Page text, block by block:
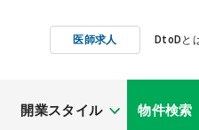
医師求人 DtoDと
開業スタイル 物件検索